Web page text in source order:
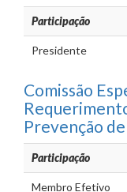
Participação
Presidente
Comissão
Prevenção
Participação
Membro Efetivo